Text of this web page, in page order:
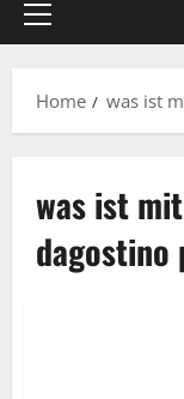
Primary
Home was ist
was ist
dagostino